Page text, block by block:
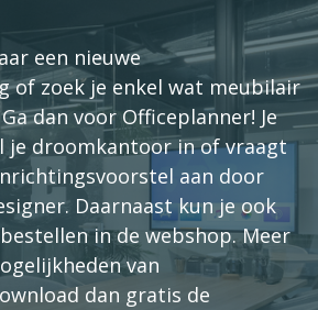
een nieuwe
of zoek je enkel wat meubilair
dan voor Officeplanner! Je
je droomkantoor in of vraagt
aan door
Daarnaast kun je ook
in de webshop. Meer
van
dan gratis de